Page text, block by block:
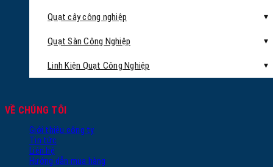
Quạt cây công nghiệp
Quạt Sàn Công Nghiệp
Linh Kiện Quạt Công Nghiệp
VỀ CHÚNG TÔI
Giới thiệu công ty
Tin tức
Liên hệ
Hướng dẫn mua hàng